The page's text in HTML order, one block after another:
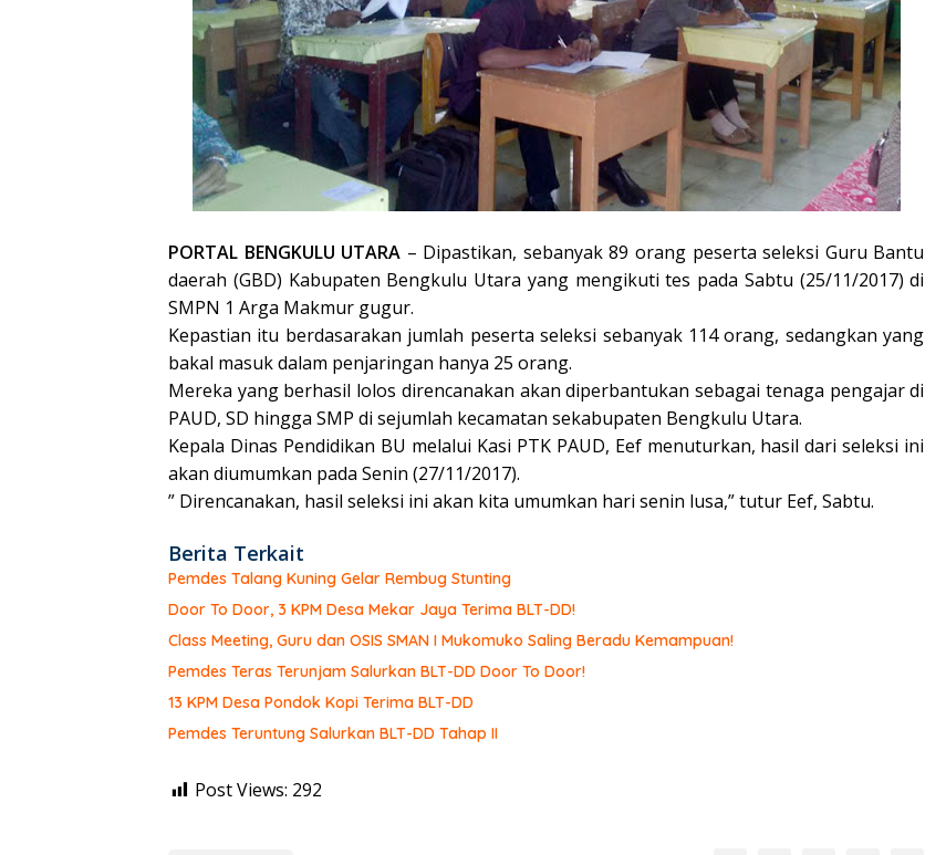
PORTAL BENGKULU UTARA – Dipastikan, sebanyak 89 orang peserta seleksi Guru Bantu
daerah (GBD) Kabupaten Bengkulu Utara yang mengikuti tes pada Sabtu (25/11/2017) di
SMPN 1 Arga Makmur gugur.
Kepastian itu berdasarakan jumlah peserta seleksi sebanyak 114 orang, sedangkan yang
bakal masuk dalam penjaringan hanya 25 orang.
Mereka yang berhasil lolos direncanakan akan diperbantukan sebagai tenaga pengajar di
PAUD, SD hingga SMP di sejumlah kecamatan sekabupaten Bengkulu Utara.
Kepala Dinas Pendidikan BU melalui Kasi PTK PAUD, Eef menuturkan, hasil dari seleksi ini
akan diumumkan pada Senin (27/11/2017).
” Direncanakan, hasil seleksi ini akan kita umumkan hari senin lusa,” tutur Eef, Sabtu.
Berita Terkait
Pemdes Talang Kuning Gelar Rembug Stunting
Door To Door, 3 KPM Desa Mekar Jaya Terima BLT-DD!
Class Meeting, Guru dan OSIS SMAN I Mukomuko Saling Beradu Kemampuan!
Pemdes Teras Terunjam Salurkan BLT-DD Door To Door!
13 KPM Desa Pondok Kopi Terima BLT-DD
Pemdes Teruntung Salurkan BLT-DD Tahap II
Post Views: 292